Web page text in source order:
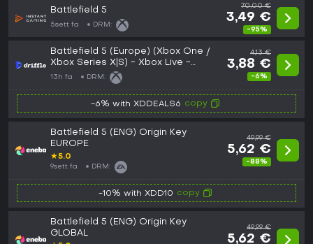
Battlefield 5
5sett fa DRM:
70,00 €
3,49 €
-95%
Battlefield 5 (Europe) (Xbox One /
Xbox Series X|S) - Xbox Live -
Digital Key
13h fa DRM:
4,13 €
3,88 €
-6%
-6% with XDDEALS6 copy
Battlefield 5 (ENG) Origin Key
EUROPE
★5.0
9sett fa DRM:
49,99 €
5,62 €
-88%
-10% with XDD10 copy
Battlefield 5 (ENG) Origin Key
GLOBAL
49,99 €
5,62 €